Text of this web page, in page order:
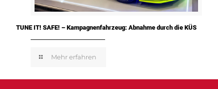
TUNE IT! SAFE! – Kampagnenfahrzeug: Abnahme durch die KÜS
Mehr erfahren